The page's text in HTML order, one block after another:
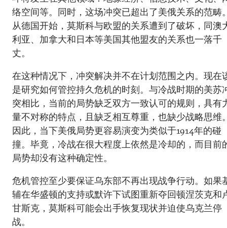
络空间等。同时，这场冲突已超出了美俄关系的范畴
从德国开始，莫斯科与欧盟的关系遭到了破坏，同澳
利亚、加拿大和日本等美国其他盟友的关系也一落千
丈。
在这种情况下，冲突解决并不在计划范围之内。现在
是研究如何管控持久危机的时刻。与冷战时期的美苏
突相比，当前的局势缺乏双方一致认可的规则，具有
量不对称的特点，且缺乏相互尊重，也缺少战略思维
因此，当下美俄局势更容易演变为类似于1914年的碰
撞。毕竟，冷战在很大程度上依然是冷却的，而目前
局势却没有这种确定性。
危机管控至少要保证乌东部不再出现战争行动。如果
辅在华盛顿的支持或默许下试图重新夺回顿涅茨克和
甘斯克，莫斯科可能会出手恢复现状并迫使乌克兰停
战。